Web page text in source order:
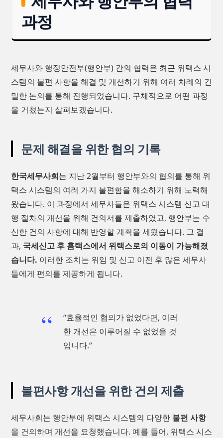
과정
세무사와 행정안전부(행안부) 간의 협력은 최근 위택스 시
스템의 불편 사항을 해결 및 개선하기 위해 여러 차례의 긴
밀한 논의를 통해 진행되었습니다. 구체적으로 어떤 과정
을 거쳤는지 살펴보겠습니다.
문제 해결을 위한 협의 기록
한국세무사회는 지난 2월부터 행안부와의 협의를 통해 위
택스 시스템의 여러 가지 불편함을 해소하기 위해 노력해
왔습니다. 이 과정에서 세무사들은 위택스 시스템 신고 대
행 절차의 개선을 위해 건의서를 제출하였고, 행안부는 수
신한 건의 사항에 대해 반영할 계획을 세웠습니다. 그 결
과, 국세신고 후 홈택스에서 위택스로의 이동이 가능해졌
습니다. 이러한 조치는 위임 및 신고 이전 후 많은 세무사
들에게 편의를 제공하게 됩니다.
“효율적인 협의가 없었다면, 이러
한 개선은 이루어질 수 없었을 것
입니다.”
불편사항 개선을 위한 건의 제출
세무사회는 행안부에 위택스 시스템의 다양한 불편 사항
을 건의하며 개선을 요청했습니다. 예를 들어, 위택스 시스